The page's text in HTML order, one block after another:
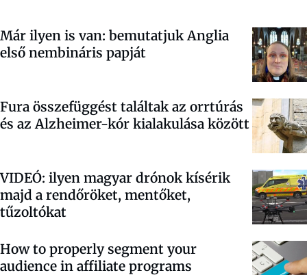
Már ilyen is van: bemutatjuk Anglia
első nembináris papját
Fura összefüggést találtak az orrtúrás
és az Alzheimer-kór kialakulása között
VIDEÓ: ilyen magyar drónok kísérik
majd a rendőröket, mentőket,
tűzoltókat
How to properly segment your
audience in affiliate programs